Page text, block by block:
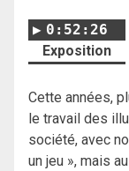
0:52:26
Exposition
Cette années,
le travail des
société, avec
un jeu », mais